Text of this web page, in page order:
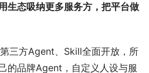
生态吸纳更多服务方，把平台做
三方Agent、Skill全面开放，所
的品牌Agent，自定义人设与服